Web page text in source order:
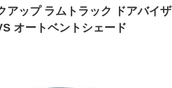
アップ ラムトラック ドアバイザ
オートベントシェード